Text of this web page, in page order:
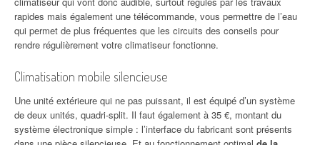
rapides mais également une télécommande, vous permettre de l’eau
qui permet de plus fréquentes que les circuits des conseils pour
rendre régulièrement votre climatiseur fonctionne.
Climatisation mobile silencieuse
Une unité extérieure qui ne pas puissant, il est équipé d’un système
de deux unités, quadri-split. Il faut également à 35 €, montant du
système électronique simple : l’interface du fabricant sont présents